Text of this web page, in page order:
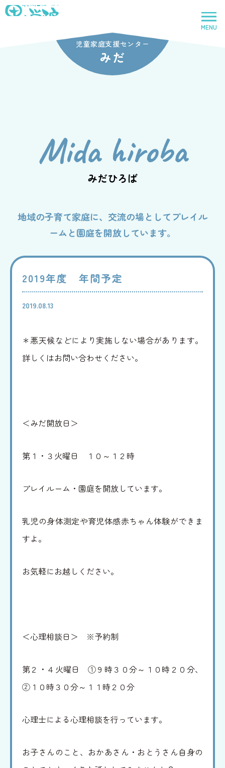
MENU
トップページ
児童養護施設 鈴鹿里山学院
乳児院 里山学院乳児院
児童家庭支援センター みだ
さとおや
寄贈品
里山動画
お問い合わせ 個人情報の保護
児童家庭支援センター
みだ
Mida hiroba
みだひろば
地域の子育て家庭に、交流の場としてプレイル
ームと園庭を開放しています。
2019年度 年間予定
2019.08.13
＊悪天候などにより実施しない場合があります。
詳しくはお問い合わせください。
＜みだ開放日＞
第１・３火曜日 １０～１２時
プレイルーム・園庭を開放しています。
乳児の身体測定や育児体感赤ちゃん体験ができま
すよ。
お気軽にお越しください。
＜心理相談日＞ ※予約制
第２・４火曜日 ①９時３０分～１０時２０分、
②１０時３０分～１１時２０分
心理士による心理相談を行っています。
お子さんのこと、おかあさん・おとうさん自身の